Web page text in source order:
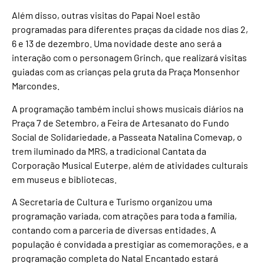
Além disso, outras visitas do Papai Noel estão
programadas para diferentes praças da cidade nos dias 2,
6 e 13 de dezembro. Uma novidade deste ano será a
interação com o personagem Grinch, que realizará visitas
guiadas com as crianças pela gruta da Praça Monsenhor
Marcondes.
A programação também inclui shows musicais diários na
Praça 7 de Setembro, a Feira de Artesanato do Fundo
Social de Solidariedade, a Passeata Natalina Comevap, o
trem iluminado da MRS, a tradicional Cantata da
Corporação Musical Euterpe, além de atividades culturais
em museus e bibliotecas.
A Secretaria de Cultura e Turismo organizou uma
programação variada, com atrações para toda a família,
contando com a parceria de diversas entidades. A
população é convidada a prestigiar as comemorações, e a
programação completa do Natal Encantado estará